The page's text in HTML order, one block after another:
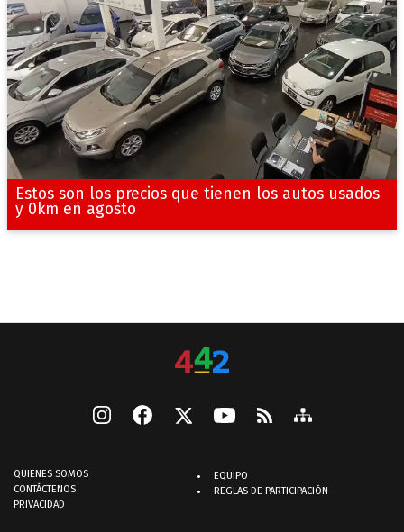
Estos son los precios que tienen los autos usados
y 0km en agosto
QUIENES SOMOS
CONTÁCTENOS
PRIVACIDAD
EQUIPO
REGLAS DE PARTICIPACIÓN